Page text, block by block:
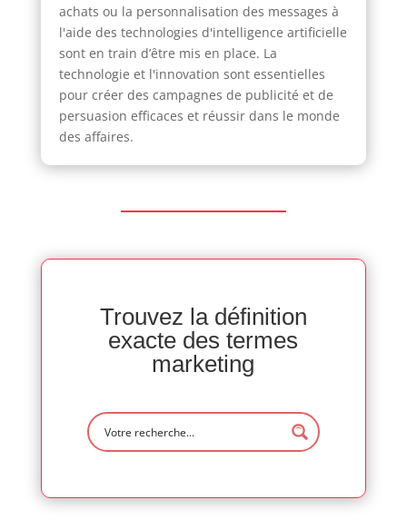
achats ou la personnalisation des messages à
l'aide des technologies d'intelligence artificielle
sont en train d’être mis en place. La
technologie et l'innovation sont essentielles
pour créer des campagnes de publicité et de
persuasion efficaces et réussir dans le monde
des affaires.
Trouvez la définition
exacte des termes
marketing